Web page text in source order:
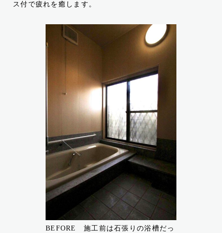
ス付で疲れを癒します。
BEFORE 施工前は石張りの浴槽だっ